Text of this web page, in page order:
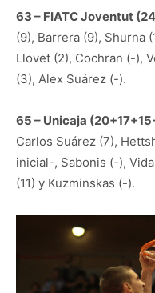
63 – FIATC Joventut
(9), Barrera (9), Shurna
Llovet (2), Cochran (-),
(3), Alex Suárez (-).
65 – Unicaja
Carlos Suárez (7),
inicial-, Sabonis (-),
(11) y Kuzminskas (-).